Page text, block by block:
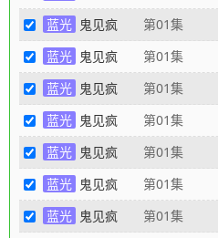
蓝光 鬼见疯 第01集
蓝光 鬼见疯 第01集
蓝光 鬼见疯 第01集
蓝光 鬼见疯 第01集
蓝光 鬼见疯 第01集
蓝光 鬼见疯 第01集
蓝光 鬼见疯 第01集